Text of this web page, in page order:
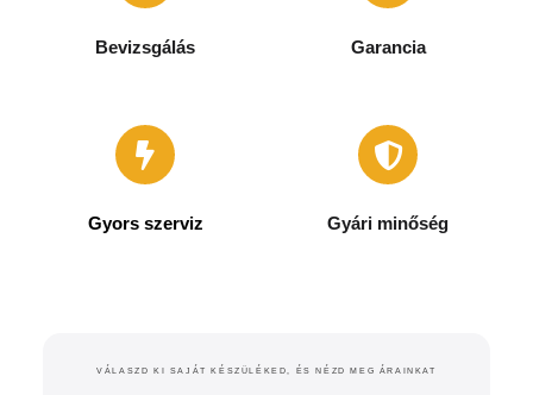
Bevizsgálás
Nálunk csak a sikeres
javításért kell fizetned.
Bevizsgálásunk díjmentes. A
mindig árajánlatot adunk
Garancia
Minden elvégzett javításra 6
hónap garanciát vállalunk.
Gyors szerviz
elkészülünk.
Gyári minőség
VÁLASZD KI SAJÁT KÉSZÜLÉKED, ÉS NÉZD MEG ÁRAINKAT